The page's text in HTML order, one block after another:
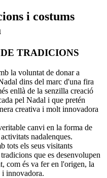
i costums
TRADICIONS
la voluntat de donar a
dins del marc d'una fira
enllà de la senzilla creació
pel Nadal i que pretén
creativa i molt innovadora
canvi en la forma de
nadalenques.
tots els seus visitants
que es desenvolupen
com és va fer en l'origen, la
innovadora.